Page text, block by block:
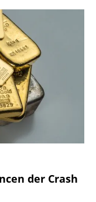
der Crash